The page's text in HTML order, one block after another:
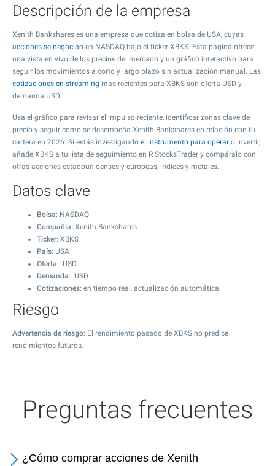
Descripción de la empresa
Xenith Bankshares es una empresa que cotiza en bolsa de USA, cuyas
acciones se negocian en NASDAQ bajo el ticker XBKS. Esta página ofrece
una vista en vivo de los precios del mercado y un gráfico interactivo para
seguir los movimientos a corto y largo plazo sin actualización manual. Las
cotizaciones en streaming más recientes para XBKS son oferta USD y
demanda USD.
Usa el gráfico para revisar el impulso reciente, identificar zonas clave de
precio y seguir cómo se desempeña Xenith Bankshares en relación con tu
cartera en 2026. Si estás investigando el instrumento para operar o invertir,
añade XBKS a tu lista de seguimiento en R StocksTrader y compáralo con
otras acciones estadounidenses y europeas, índices y metales.
Datos clave
Bolsa: NASDAQ
Compañía: Xenith Bankshares
Ticker: XBKS
País: USA
Oferta: USD
Demanda: USD
Cotizaciones: en tiempo real, actualización automática
Riesgo
Advertencia de riesgo: El rendimiento pasado de XBKS no predice
rendimientos futuros.
Preguntas frecuentes
¿Cómo comprar acciones de Xenith